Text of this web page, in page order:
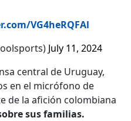
VG4heRQFAl
July 11, 2024
central de Uruguay,
en el micrófono de
de la afición colombiana
sus familias.